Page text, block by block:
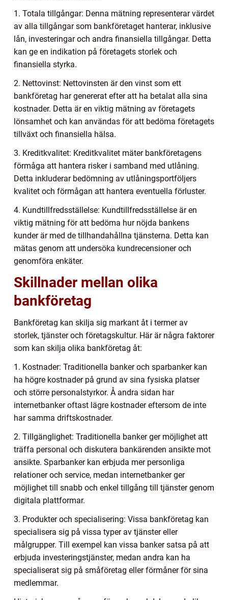
1. Totala tillgångar: Denna mätning representerar värdet
av alla tillgångar som bankföretaget hanterar, inklusive
lån, investeringar och andra finansiella tillgångar. Detta
kan ge en indikation på företagets storlek och
finansiella styrka.
2. Nettovinst: Nettovinsten är den vinst som ett
bankföretag har genererat efter att ha betalat alla sina
kostnader. Detta är en viktig mätning av företagets
lönsamhet och kan användas för att bedöma företagets
tillväxt och finansiella hälsa.
3. Kreditkvalitet: Kreditkvalitet mäter bankföretagens
förmåga att hantera risker i samband med utlåning.
Detta inkluderar bedömning av utlåningsportföljers
kvalitet och förmågan att hantera eventuella förluster.
4. Kundtillfredsställelse: Kundtillfredsställelse är en
viktig mätning för att bedöma hur nöjda bankens
kunder är med de tillhandahållna tjänsterna. Detta kan
mätas genom att undersöka kundrecensioner och
genomföra enkäter.
Skillnader mellan olika
bankföretag
Bankföretag kan skilja sig markant åt i termer av
storlek, tjänster och företagskultur. Här är några faktorer
som kan skilja olika bankföretag åt:
1. Kostnader: Traditionella banker och sparbanker kan
ha högre kostnader på grund av sina fysiska platser
och större personalstyrkor. Å andra sidan har
internetbanker oftast lägre kostnader eftersom de inte
har samma driftskostnader.
2. Tillgänglighet: Traditionella banker ger möjlighet att
träffa personal och diskutera bankärenden ansikte mot
ansikte. Sparbanker kan erbjuda mer personliga
relationer och service, medan internetbanker ger
möjlighet till snabb och enkel tillgång till tjänster genom
digitala plattformar.
3. Produkter och specialisering: Vissa bankföretag kan
specialisera sig på vissa typer av tjänster eller
målgrupper. Till exempel kan vissa banker satsa på att
erbjuda investeringstjänster, medan andra kan ha
specialiserat sig på småföretag eller förmåner för sina
medlemmar.